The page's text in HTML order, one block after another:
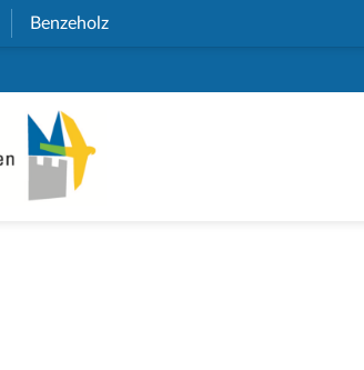
(External Link)
Benzeholz(External Link)